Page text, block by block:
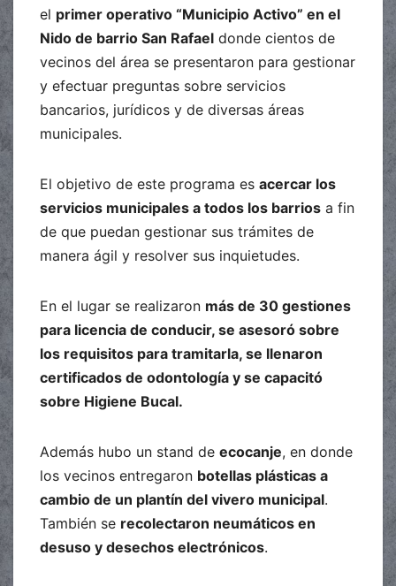
el primer operativo “Municipio Activo” en el
Nido de barrio San Rafael donde cientos de
vecinos del área se presentaron para gestionar
y efectuar preguntas sobre servicios
bancarios, jurídicos y de diversas áreas
municipales.
El objetivo de este programa es acercar los
servicios municipales a todos los barrios a fin
de que puedan gestionar sus trámites de
manera ágil y resolver sus inquietudes.
En el lugar se realizaron más de 30 gestiones
para licencia de conducir, se asesoró sobre
los requisitos para tramitarla, se llenaron
certificados de odontología y se capacitó
sobre Higiene Bucal.
Además hubo un stand de ecocanje, en donde
los vecinos entregaron botellas plásticas a
cambio de un plantín del vivero municipal.
También se recolectaron neumáticos en
desuso y desechos electrónicos.